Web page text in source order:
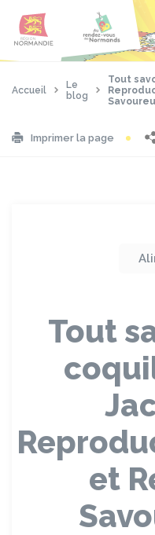
contenu
pied
Accueil
Le
blog
Tout
Imprimer la page
Tout
et
Panneau de gestion des